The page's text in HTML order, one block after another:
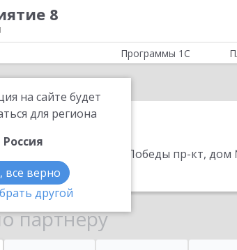
8
на сайте будет
для региона
Россия
все верно
другой
Программы 1С
Курская обл, Курск г, Победы пр-кт,
77-1306
партнеру